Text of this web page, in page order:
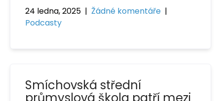
24 ledna, 2025 | Žádné komentáře |
Podcasty
Smíchovská střední